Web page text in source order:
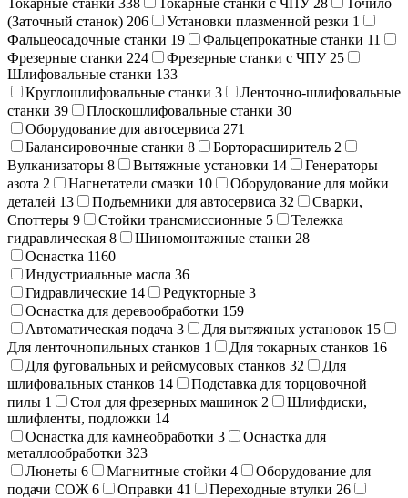
(Заточный станок) 206 Установки плазменной резки 1
Фальцеосадочные станки 19 Фальцепрокатные станки 11
Фрезерные станки 224 Фрезерные станки с ЧПУ 25
Шлифовальные станки 133
Круглошлифовальные станки 3
Ленточно-шлифовальные
станки 39 Плоскошлифовальные станки 30
Оборудование для автосервиса 271
Балансировочные станки 8 Борторасширитель 2
Вулканизаторы 8 Вытяжные установки 14
Генераторы
азота 2 Нагнетатели смазки 10
Оборудование для мойки
деталей 13 Подъемники для автосервиса 32
Сварки,
Cпоттеры 9 Стойки трансмиссионные 5
Тележка
гидравлическая 8 Шиномонтажные станки 28
Оснастка 1160
Индустриальные масла 36
Гидравлические 14 Редукторные 3
Оснастка для деревообработки 159
Автоматическая подача 3 Для вытяжных установок 15
Для ленточнопильных станков 1 Для токарных станков 16
Для фуговальных и рейсмусовых станков 32
Для
шлифовальных станков 14
Подставка для торцовочной
пилы 1 Стол для фрезерных машинок 2
Шлифдиски,
шлифленты, подложки 14
Оснастка для камнеобработки 3
Оснастка для
металлообработки 323
Люнеты 6 Магнитные стойки 4
Оборудование для
подачи СОЖ 6 Оправки 41 Переходные втулки 26